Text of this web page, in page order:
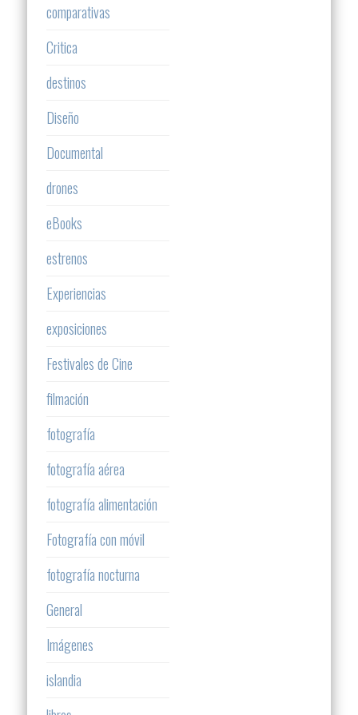
comparativas
Critica
destinos
Diseño
Documental
drones
eBooks
estrenos
Experiencias
exposiciones
Festivales de Cine
filmación
fotografía
fotografía aérea
fotografía alimentación
Fotografía con móvil
fotografía nocturna
General
Imágenes
islandia